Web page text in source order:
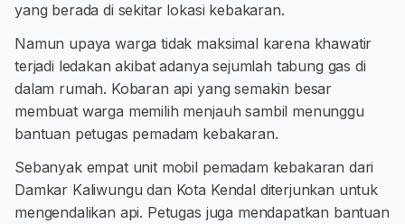
yang berada di sekitar lokasi kebakaran.
Namun upaya warga tidak maksimal karena khawatir
terjadi ledakan akibat adanya sejumlah tabung gas di
dalam rumah. Kobaran api yang semakin besar
membuat warga memilih menjauh sambil menunggu
bantuan petugas pemadam kebakaran.
Sebanyak empat unit mobil pemadam kebakaran dari
Damkar Kaliwungu dan Kota Kendal diterjunkan untuk
mengendalikan api. Petugas juga mendapatkan bantuan